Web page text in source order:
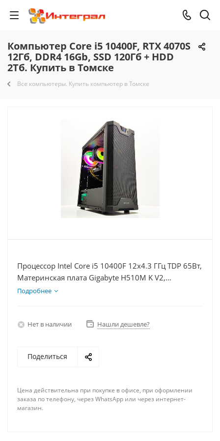
Компьютер Core i5 10400F, RTX 4070S
12Гб, DDR4 16Gb, SSD 120Гб + HDD
2Тб. Купить в Томске
Все компьютеры. Купить компьютер в Томске
Процессор Intel Core i5 10400F 12x4.3 ГГц TDP 65Вт,
Материнская плата Gigabyte H510M K V2,
Видеокарта RTX 4070S 12Гб, Память DDR4 16Gb,
Подробнее
Нет в наличии Нашли дешевле?
Поделиться
Цена действительна при покупке в офисе, при оформлении
заказа по телефону, через WhatsApp или через интернет-
магазин.